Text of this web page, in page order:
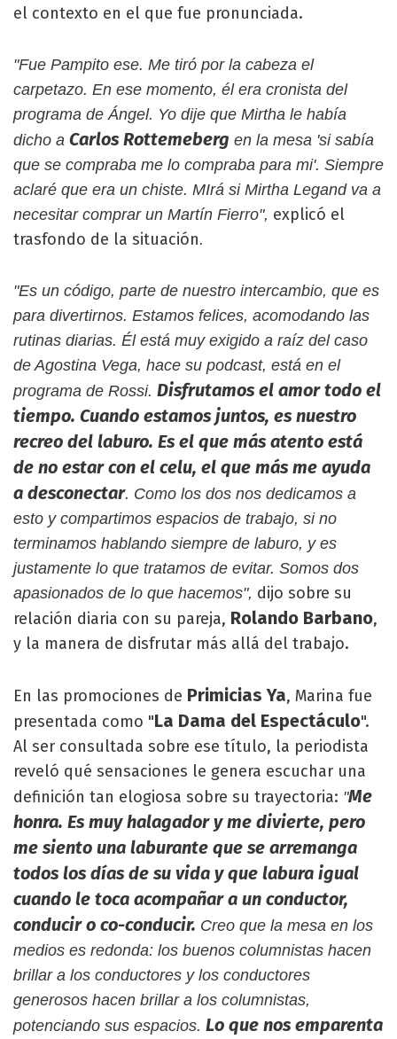
el contexto en el que fue pronunciada.
"Fue Pampito ese. Me tiró por la cabeza el
carpetazo. En ese momento, él era cronista del
programa de Ángel. Yo dije que Mirtha le había
dicho a Carlos Rottemeberg en la mesa 'si sabía
que se compraba me lo compraba para mi'. Siempre
aclaré que era un chiste. MIrá si Mirtha Legand va a
necesitar comprar un Martín Fierro", explicó el
trasfondo de la situación.
"Es un código, parte de nuestro intercambio, que es
para divertirnos. Estamos felices, acomodando las
rutinas diarias. Él está muy exigido a raíz del caso
de Agostina Vega, hace su podcast, está en el
programa de Rossi. Disfrutamos el amor todo el
tiempo. Cuando estamos juntos, es nuestro
recreo del laburo. Es el que más atento está
de no estar con el celu, el que más me ayuda
a desconectar. Como los dos nos dedicamos a
esto y compartimos espacios de trabajo, si no
terminamos hablando siempre de laburo, y es
justamente lo que tratamos de evitar. Somos dos
apasionados de lo que hacemos", dijo sobre su
relación diaria con su pareja, Rolando Barbano,
y la manera de disfrutar más allá del trabajo.
En las promociones de Primicias Ya, Marina fue
presentada como "La Dama del Espectáculo".
Al ser consultada sobre ese título, la periodista
reveló qué sensaciones le genera escuchar una
definición tan elogiosa sobre su trayectoria: "Me
honra. Es muy halagador y me divierte, pero
me siento una laburante que se arremanga
todos los días de su vida y que labura igual
cuando le toca acompañar a un conductor,
conducir o co-conducir. Creo que la mesa en los
medios es redonda: los buenos columnistas hacen
brillar a los conductores y los conductores
generosos hacen brillar a los columnistas,
potenciando sus espacios. Lo que nos emparenta